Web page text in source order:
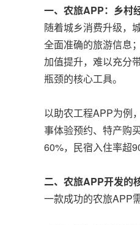
一、农旅APP：乡村
随着城乡消费升级，
全面准确的旅游信息
加值提升，难以充分
瓶颈的核心工具。
以助农工程APP为例
事体验预约、特产购
60%，民宿入住率超
二、农旅APP开发的
一款成功的农旅APP